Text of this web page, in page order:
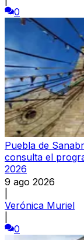
0
Puebla de
consulta el
2026
9 ago 2026
Verónica Muriel
0